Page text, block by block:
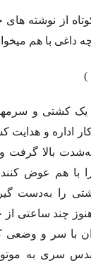
از نوشته
‌داغی با هم
)
یک کشتی و
اداره و هدایت
بالا گرفت و
با هم عوض کنند.
را به‌دست گیرد
چند ساعتی از
با سر و
سری به